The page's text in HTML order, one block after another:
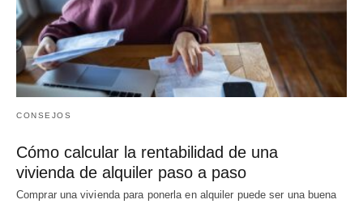
CONSEJOS
Cómo calcular la rentabilidad de una
vivienda de alquiler paso a paso
Comprar una vivienda para ponerla en alquiler puede ser una buena